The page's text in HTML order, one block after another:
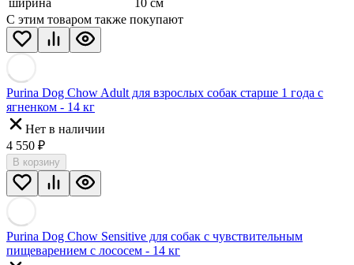
ширина
10 см
С этим товаром также покупают
Purina Dog Chow Adult для взрослых собак старше 1 года с
ягненком - 14 кг
Нет в наличии
4 550 ₽
В корзину
Purina Dog Chow Sensitive для собак с чувствительным
пищеварением с лососем - 14 кг